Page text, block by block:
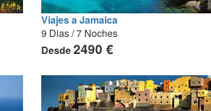
Viajes a Jamaica
9 Dias / 7 Noches
Desde2490 €